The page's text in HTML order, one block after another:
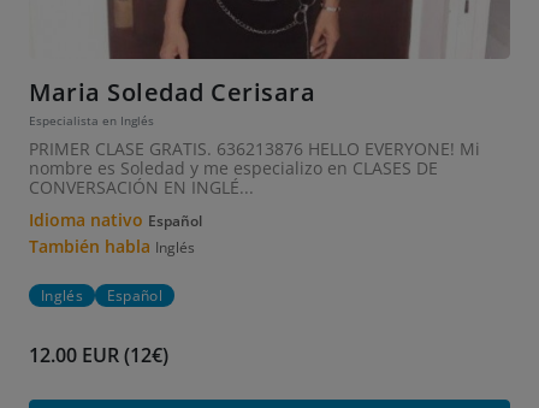
Maria Soledad Cerisara
Especialista en Inglés
PRIMER CLASE GRATIS. 636213876 HELLO EVERYONE! Mi
nombre es Soledad y me especializo en CLASES DE
CONVERSACIÓN EN INGLÉ...
Idioma nativo Español
También habla Inglés
Inglés Español
12.00 EUR (12€)